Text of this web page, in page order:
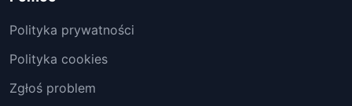
Polityka prywatności
Polityka cookies
Zgłoś problem